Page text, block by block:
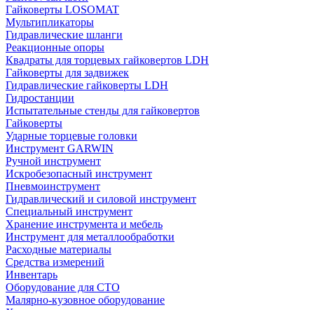
Гайковерты LOSOMAT
Мультипликаторы
Гидравлические шланги
Реакционные опоры
Квадраты для торцевых гайковертов LDH
Гайковерты для задвижек
Гидравлические гайковерты LDH
Гидростанции
Испытательные стенды для гайковертов
Гайковерты
Ударные торцевые головки
Инструмент GARWIN
Ручной инструмент
Искробезопасный инструмент
Пневмоинструмент
Гидравлический и силовой инструмент
Специальный инструмент
Хранение инструмента и мебель
Инструмент для металлообработки
Расходные материалы
Средства измерений
Инвентарь
Оборудование для СТО
Малярно-кузовное оборудование